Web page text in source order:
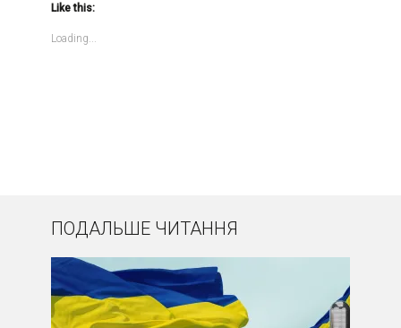
Like this:
Loading...
ПОДАЛЬШЕ ЧИТАННЯ